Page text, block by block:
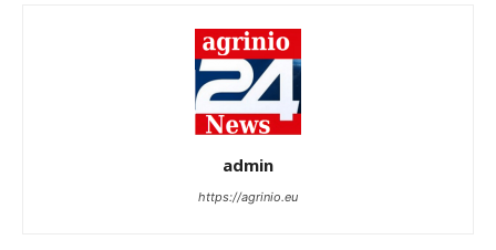
admin
https://agrinio.eu